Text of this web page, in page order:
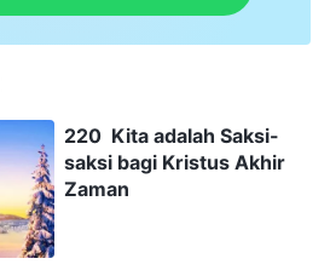
220 Kita adalah Saksi-
saksi bagi Kristus Akhir
Zaman